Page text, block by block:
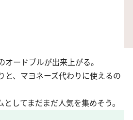
ードブルが出来上がる。
、マヨネーズ代わりに使えるの
してまだまだ人気を集めそう。